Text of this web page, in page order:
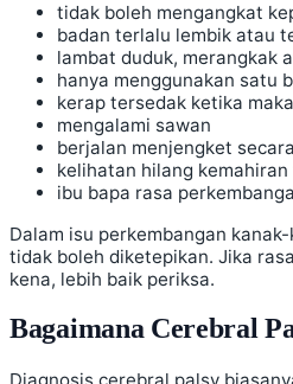
tidak boleh mengangkat
badan terlalu lembik atau
lambat duduk, merangkak
hanya menggunakan satu
kerap tersedak ketika
mengalami sawan
berjalan menjengket
kelihatan hilang
ibu bapa rasa
Dalam isu perkembangan
tidak boleh diketepikan. Jika
kena, lebih baik periksa.
Bagaimana Cerebral